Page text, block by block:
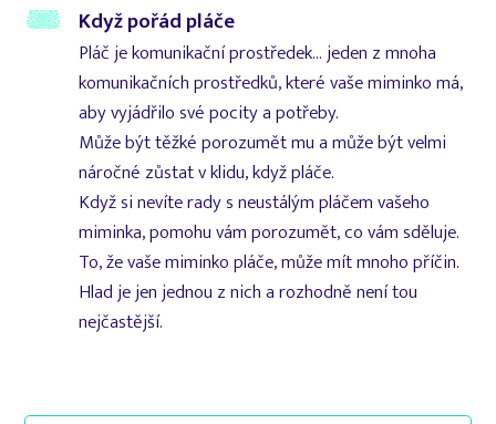
Když pořád pláče
Pláč je komunikační prostředek... jeden z mnoha
komunikačních prostředků, které vaše miminko má,
aby vyjádřilo své pocity a potřeby.
Může být těžké porozumět mu a může být velmi
náročné zůstat v klidu, když pláče.
Když si nevíte rady s neustálým pláčem vašeho
miminka, pomohu vám porozumět, co vám sděluje.
To, že vaše miminko pláče, může mít mnoho příčin.
Hlad je jen jednou z nich a rozhodně není tou
nejčastější.